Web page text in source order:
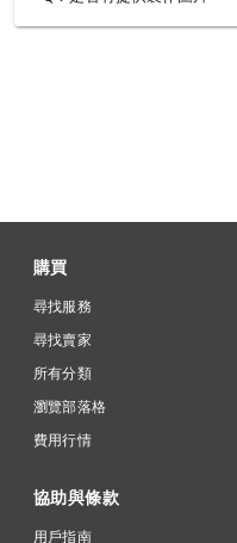
購買
尋找服務
尋找賣家
所有分類
瀏覽部落格
費用行情
協助與條款
用戶指南